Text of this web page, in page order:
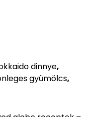
dinnye,
gyümölcs,